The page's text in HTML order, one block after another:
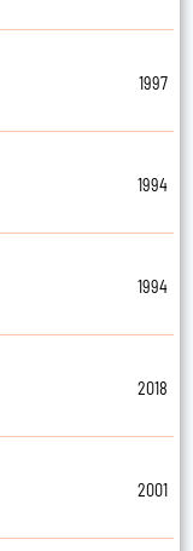
1997
1994
1994
2018
2001